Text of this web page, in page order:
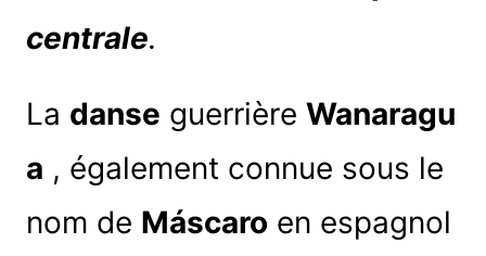
centrale.
La danse guerrière Wanaragu
a , également connue sous le
nom de Máscaro en espagnol